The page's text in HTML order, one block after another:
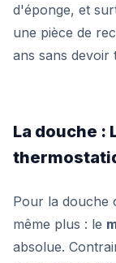
d'éponge, et
une pièce de
ans sans devoir
La douche :
Pour la douche
même plus : le
absolue.